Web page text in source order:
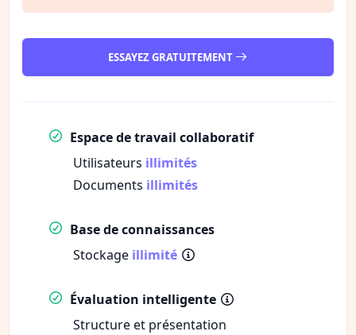
ESSAYEZ GRATUITEMENT
Espace de travail collaboratif
Utilisateurs illimités
Documents illimités
Base de connaissances
Stockage illimité
Évaluation intelligente
Structure et présentation